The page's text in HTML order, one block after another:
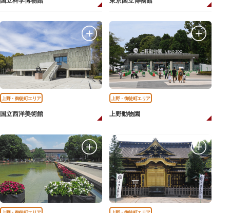
上野・御徒町エリア
国立西洋美術館
上野・御徒町エリア
上野動物園